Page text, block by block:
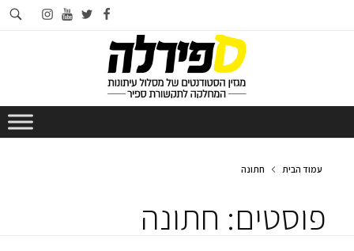
facebook
twitter
youtube
instagram
עמוד הבית חתונה
פוסטים: חתונה